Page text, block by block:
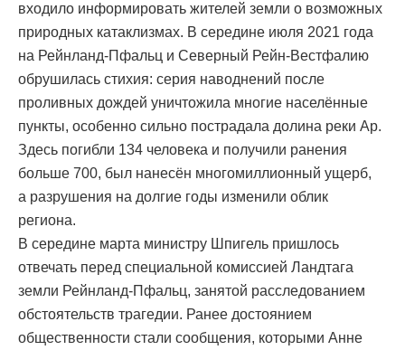
входило информировать жителей земли о возможных
природных катаклизмах. В середине июля 2021 года
на Рейнланд-Пфальц и Северный Рейн-Вестфалию
обрушилась стихия: серия наводнений после
проливных дождей уничтожила многие населённые
пункты, особенно сильно пострадала долина реки Ар.
Здесь погибли 134 человека и получили ранения
больше 700, был нанесён многомиллионный ущерб,
а разрушения на долгие годы изменили облик
региона.
В середине марта министру Шпигель пришлось
отвечать перед специальной комиссией Ландтага
земли Рейнланд-Пфальц, занятой расследованием
обстоятельств трагедии. Ранее достоянием
общественности стали сообщения, которыми Анне